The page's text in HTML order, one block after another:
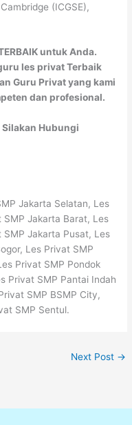
(ICGSE),
untuk Anda.
les privat Terbaik
Guru Privat yang kami
dan profesional.
Hubungi
Jakarta Selatan, Les
Jakarta Barat, Les
Jakarta Pusat, Les
Les Privat SMP
Privat SMP Pondok
Privat SMP Pantai Indah
SMP BSMP City,
SMP Sentul.
Next Post →